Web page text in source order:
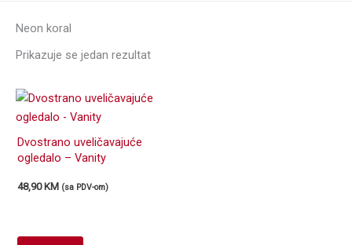
Neon koral
Prikazuje se jedan rezultat
Dvostrano uveličavajuće
ogledalo – Vanity
48,90 KM (sa PDV-om)